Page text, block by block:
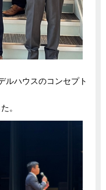
ルハウスのコンセプト
。